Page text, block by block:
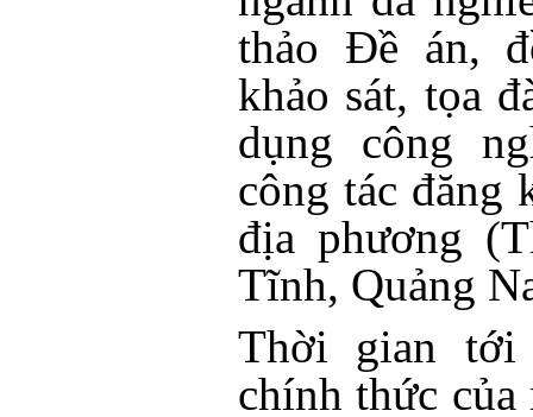
thảo Đề án,
khảo sát, tọa
dụng công
công tác đăng
địa phương
Tĩnh, Quảng
Thời gian
chính thức của